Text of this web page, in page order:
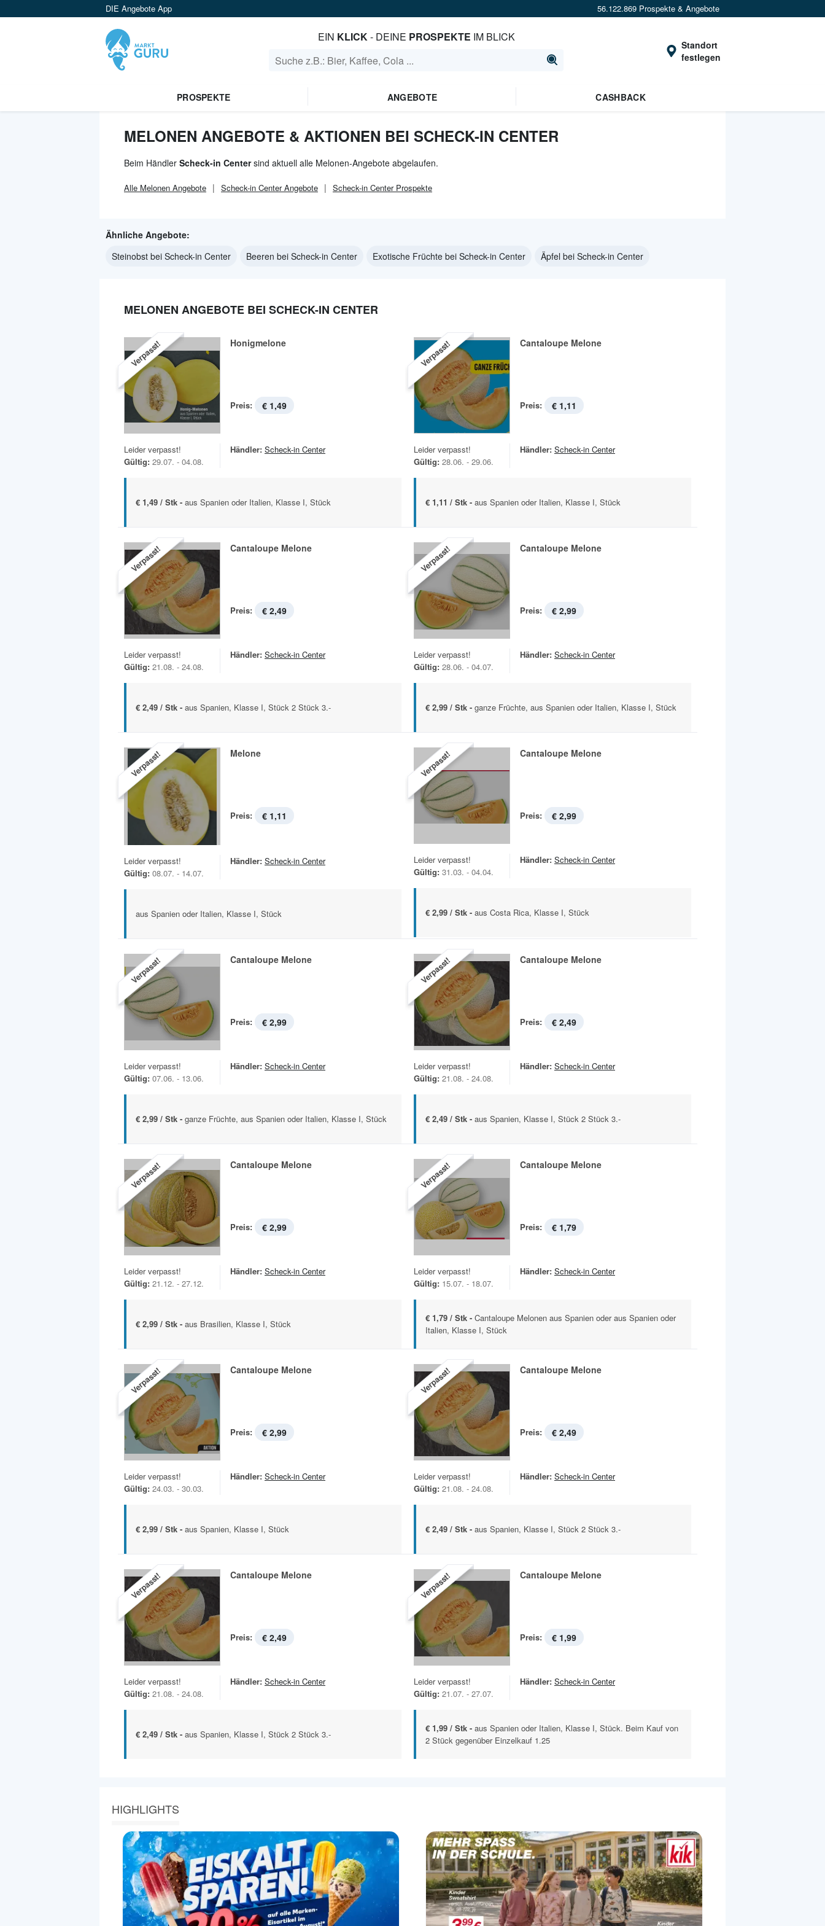
DIE Angebote App 56.122.869 Prospekte & Angebote
EIN KLICK- DEINE PROSPEKTE IM BLICK
Standort
festlegen
PROSPEKTE ANGEBOTE CASHBACK
MELONEN ANGEBOTE & AKTIONEN BEI SCHECK-IN CENTER
Beim Händler Scheck-in Centersind aktuell alle Melonen-Angebote abgelaufen.
Alle Melonen Angebote Scheck-in CenterAngebote Scheck-in CenterProspekte
Ähnliche Angebote:
Steinobst bei Scheck-in Center
Beeren bei Scheck-in Center Exotische Früchte bei Scheck-in Center Äpfel bei Scheck-in Center
MELONEN ANGEBOTE BEI SCHECK-IN CENTER
Verpasst! Honigmelone
Preis: € 1,49
Leider verpasst!
Gültig: 29.07. - 04.08.
Händler: Scheck-in Center
€ 1,49 / Stk - aus Spanien oder Italien, Klasse I, Stück
Verpasst! Cantaloupe Melone
Preis: € 1,11
Leider verpasst!
Gültig: 28.06. - 29.06.
Händler: Scheck-in Center
€ 1,11 / Stk - aus Spanien oder Italien, Klasse I, Stück
Verpasst! Cantaloupe Melone
Preis: € 2,49
Leider verpasst!
Gültig: 21.08. - 24.08.
Händler: Scheck-in Center
€ 2,49 / Stk - aus Spanien, Klasse I, Stück 2 Stück 3.-
Verpasst! Cantaloupe Melone
Preis: € 2,99
Leider verpasst!
Gültig: 28.06. - 04.07.
Händler: Scheck-in Center
€ 2,99 / Stk - ganze Früchte, aus Spanien oder Italien, Klasse I, Stück
Verpasst! Melone
Preis: € 1,11
Leider verpasst!
Gültig: 08.07. - 14.07.
Händler: Scheck-in Center
aus Spanien oder Italien, Klasse I, Stück
Verpasst! Cantaloupe Melone
Preis: € 2,99
Leider verpasst!
Gültig: 31.03. - 04.04.
Händler: Scheck-in Center
€ 2,99 / Stk - aus Costa Rica, Klasse I, Stück
Verpasst! Cantaloupe Melone
Preis: € 2,99
Leider verpasst!
Gültig: 07.06. - 13.06.
Händler: Scheck-in Center
€ 2,99 / Stk - ganze Früchte, aus Spanien oder Italien, Klasse I, Stück
Verpasst! Cantaloupe Melone
Preis: € 2,49
Leider verpasst!
Gültig: 21.08. - 24.08.
Händler: Scheck-in Center
€ 2,49 / Stk - aus Spanien, Klasse I, Stück 2 Stück 3.-
Verpasst! Cantaloupe Melone
Preis: € 2,99
Leider verpasst!
Gültig: 21.12. - 27.12.
Händler: Scheck-in Center
€ 2,99 / Stk - aus Brasilien, Klasse I, Stück
Verpasst! Cantaloupe Melone
Preis: € 1,79
Leider verpasst!
Gültig: 15.07. - 18.07.
Händler: Scheck-in Center
€ 1,79 / Stk - Cantaloupe Melonen aus Spanien oder aus Spanien oder
Italien, Klasse I, Stück
Verpasst! Cantaloupe Melone
Preis: € 2,99
Leider verpasst!
Gültig: 24.03. - 30.03.
Händler: Scheck-in Center
€ 2,99 / Stk - aus Spanien, Klasse I, Stück
Verpasst! Cantaloupe Melone
Preis: € 2,49
Leider verpasst!
Gültig: 21.08. - 24.08.
Händler: Scheck-in Center
€ 2,49 / Stk - aus Spanien, Klasse I, Stück 2 Stück 3.-
Verpasst! Cantaloupe Melone
Preis: € 2,49
Leider verpasst!
Gültig: 21.08. - 24.08.
Händler: Scheck-in Center
€ 2,49 / Stk - aus Spanien, Klasse I, Stück 2 Stück 3.-
Verpasst! Cantaloupe Melone
Preis: € 1,99
Leider verpasst!
Gültig: 21.07. - 27.07.
Händler: Scheck-in Center
€ 1,99 / Stk - aus Spanien oder Italien, Klasse I, Stück. Beim Kauf von
2 Stück gegenüber Einzelkauf 1.25
HIGHLIGHTS